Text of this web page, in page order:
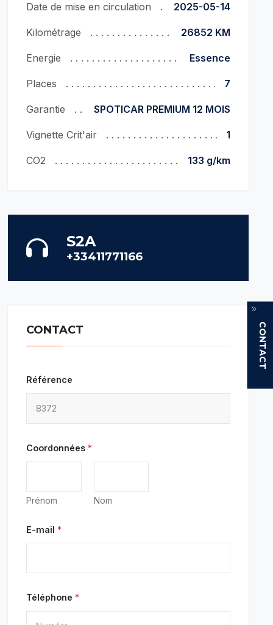
Date de mise en circulation 2025-05-14
Kilométrage 26852 KM
Energie Essence
Places 7
Garantie SPOTICAR PREMIUM 12 MOIS
Vignette Crit'air 1
CO2 133 g/km
S2A
+33411771166
CONTACT
Référence
Coordonnées*
Prénom Nom
E-mail*
Téléphone*
CONTACT